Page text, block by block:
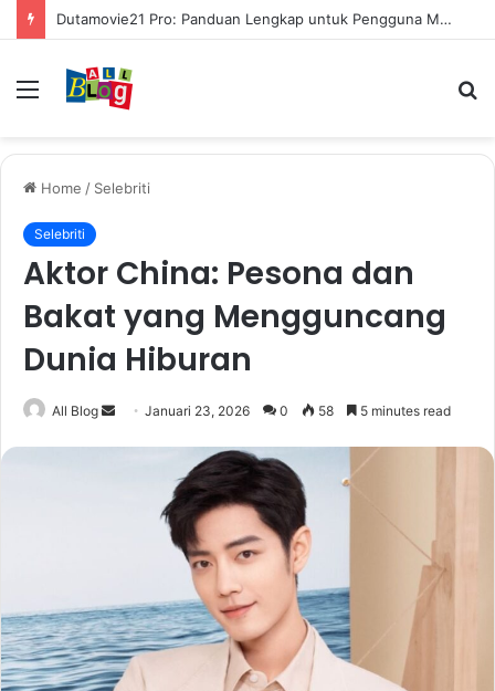
Mengenal Cara Mengerubungi Lazada: Panduan Lengkap untuk Pembeli dan Penjual
Menu
Home / Selebriti
Selebriti
Aktor China: Pesona dan
Bakat yang Mengguncang
Dunia Hiburan
All Blog
SendJanuari 23, 2026 0 58 5 minutes read